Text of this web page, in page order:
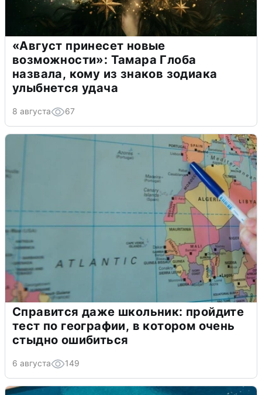
«Август принесет новые
возможности»: Тамара Глоба
назвала, кому из знаков зодиака
улыбнется удача
8 августа 67
Справится даже школьник: пройдите
тест по географии, в котором очень
стыдно ошибиться
6 августа 149